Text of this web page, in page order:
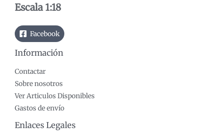
Escala 1:18
Facebook
Información
Contactar
Sobre nosotros
Ver Articulos Disponibles
Gastos de envío
Enlaces Legales